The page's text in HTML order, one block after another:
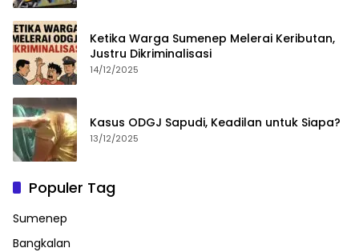
Ketika Warga Sumenep Melerai Keributan,
Justru Dikriminalisasi
14/12/2025
Kasus ODGJ Sapudi, Keadilan untuk Siapa?
13/12/2025
Populer Tag
Sumenep
Bangkalan